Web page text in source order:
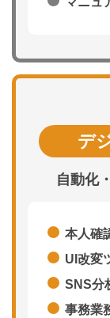
デ
自動化
本人確
UI改変
SNS分
事務業